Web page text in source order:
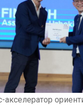
акселератор